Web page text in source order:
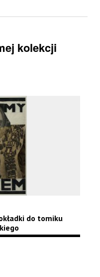
kolekcji
do tomiku